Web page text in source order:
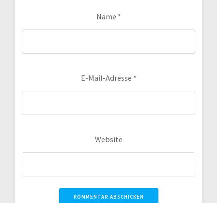
Name *
E-Mail-Adresse *
Website